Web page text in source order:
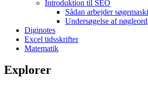
Introduktion til SEO
Sådan arbejder
Undersøgelse af nøgleord
Diginotes
Excel tidsskrifter
Matematik
Explorer